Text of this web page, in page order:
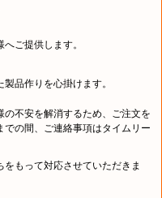
ご提供します。
品作りを心掛けます。
の不安を解消するため、ご注文を
での間、ご連絡事項はタイムリー
もって対応させていただきま